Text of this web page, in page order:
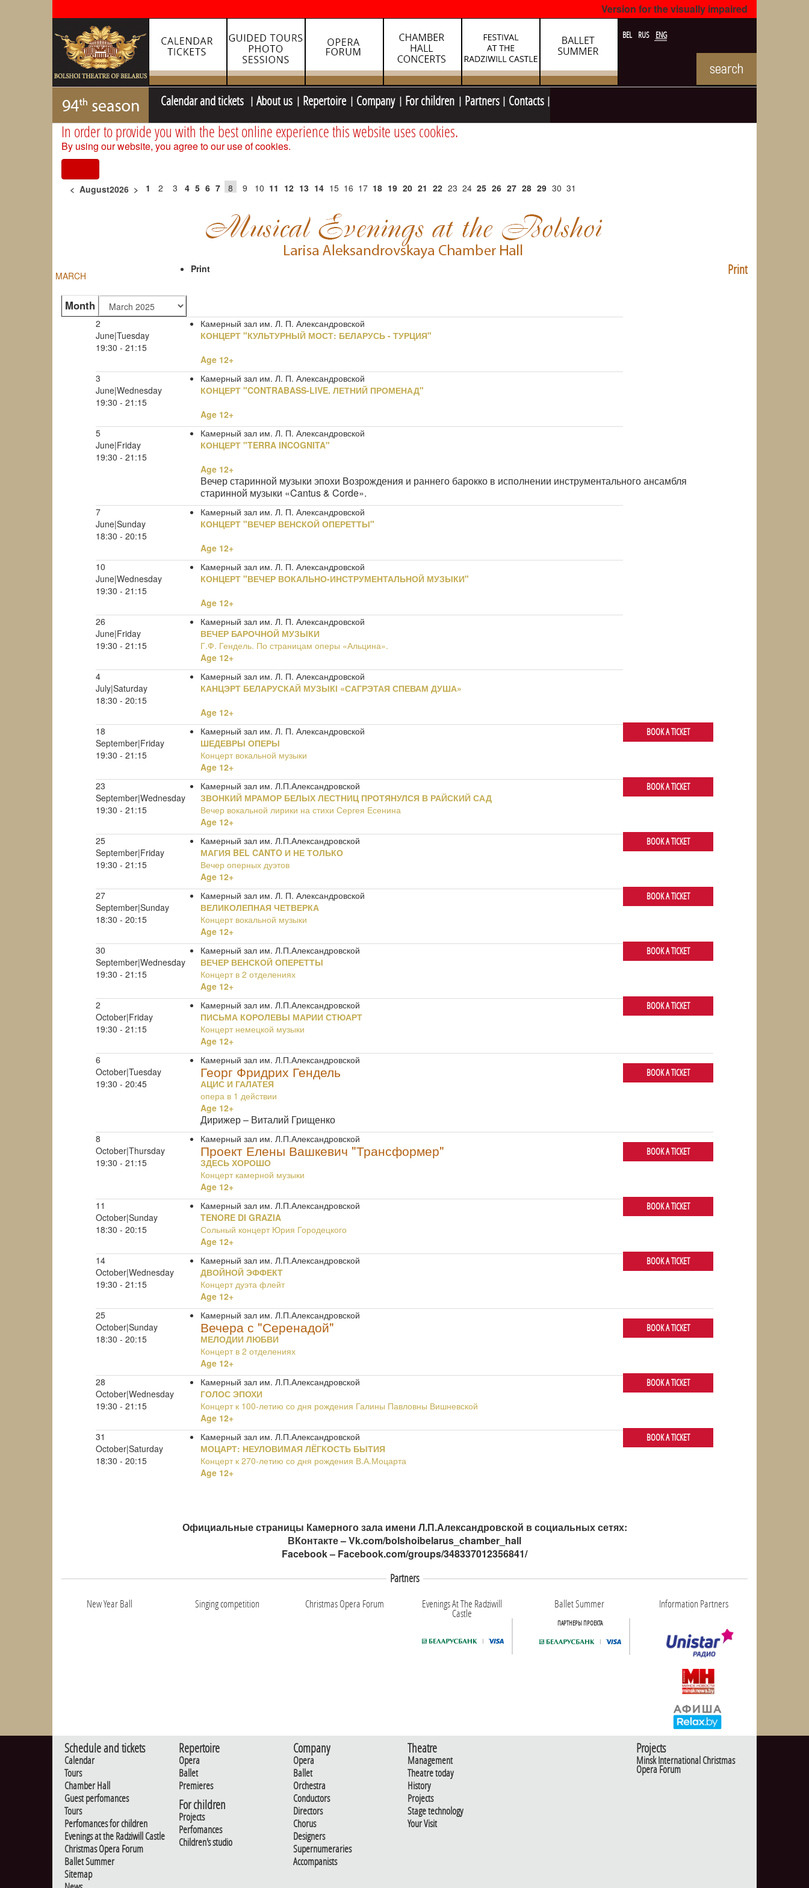
Version for the visually impaired
BEL RUS ENG
Calendar and tickets About us Repertoire Company For children Partners Contacts
In order to provide you with the best online experience this website uses cookies.
By using our website, you agree to our use of cookies.
< August2026 > 1 2 3 4 5 6 7 8 9 10 11 12 13 14 15 16 17 18 19 20 21 22 23 24 25 26 27 28 29 30 31
MARCH
Month
Print
Print
2
June|Tuesday
19:30 - 21:15
Камерный зал им. Л. П. Александровской
КОНЦЕРТ "КУЛЬТУРНЫЙ МОСТ: БЕЛАРУСЬ - ТУРЦИЯ"
Age 12+
3
June|Wednesday
19:30 - 21:15
Камерный зал им. Л. П. Александровской
КОНЦЕРТ "CONTRABASS-LIVE. ЛЕТНИЙ ПРОМЕНАД"
Age 12+
5
June|Friday
19:30 - 21:15
Камерный зал им. Л. П. Александровской
КОНЦЕРТ "TERRA INCOGNITA"
Age 12+
Вечер старинной музыки эпохи Возрождения и раннего барокко в исполнении инструментального ансамбля
старинной музыки «Cantus & Corde».
7
June|Sunday
18:30 - 20:15
Камерный зал им. Л. П. Александровской
КОНЦЕРТ "ВЕЧЕР ВЕНСКОЙ ОПЕРЕТТЫ"
Age 12+
10
June|Wednesday
19:30 - 21:15
Камерный зал им. Л. П. Александровской
КОНЦЕРТ "ВЕЧЕР ВОКАЛЬНО-ИНСТРУМЕНТАЛЬНОЙ МУЗЫКИ"
Age 12+
26
June|Friday
19:30 - 21:15
Камерный зал им. Л. П. Александровской
ВЕЧЕР БАРОЧНОЙ МУЗЫКИ
Г.Ф. Гендель. По страницам оперы «Альцина».
Age 12+
4
July|Saturday
18:30 - 20:15
Камерный зал им. Л. П. Александровской
КАНЦЭРТ БЕЛАРУСКАЙ МУЗЫКІ «САГРЭТАЯ СПЕВАМ ДУША»
Age 12+
18
September|Friday
19:30 - 21:15
Камерный зал им. Л. П. Александровской
ШЕДЕВРЫ ОПЕРЫ
BOOK A TICKET
Концерт вокальной музыки
Age 12+
23
September|Wednesday
19:30 - 21:15
Камерный зал им. Л.П.Александровской
ЗВОНКИЙ МРАМОР БЕЛЫХ ЛЕСТНИЦ ПРОТЯНУЛСЯ В РАЙСКИЙ САД
BOOK A TICKET
Вечер вокальной лирики на стихи Сергея Есенина
Age 12+
25
September|Friday
19:30 - 21:15
Камерный зал им. Л.П.Александровской
МАГИЯ BEL CANTO И НЕ ТОЛЬКО
BOOK A TICKET
Вечер оперных дуэтов
Age 12+
27
September|Sunday
18:30 - 20:15
Камерный зал им. Л. П. Александровской
ВЕЛИКОЛЕПНАЯ ЧЕТВЕРКА
BOOK A TICKET
Концерт вокальной музыки
Age 12+
30
September|Wednesday
19:30 - 21:15
Камерный зал им. Л.П.Александровской
ВЕЧЕР ВЕНСКОЙ ОПЕРЕТТЫ
BOOK A TICKET
Концерт в 2 отделениях
Age 12+
2
October|Friday
19:30 - 21:15
Камерный зал им. Л.П.Александровской
ПИСЬМА КОРОЛЕВЫ МАРИИ СТЮАРТ
BOOK A TICKET
Концерт немецкой музыки
Age 12+
6
October|Tuesday
19:30 - 20:45
Камерный зал им. Л.П.Александровской
Георг Фридрих Гендель
АЦИС И ГАЛАТЕЯ
BOOK A TICKET
опера в 1 действии
Age 12+
Дирижер – Виталий Грищенко
8
October|Thursday
19:30 - 21:15
Камерный зал им. Л.П.Александровской
Проект Елены Вашкевич "Трансформер"
ЗДЕСЬ ХОРОШО
BOOK A TICKET
Концерт камерной музыки
Age 12+
11
October|Sunday
18:30 - 20:15
Камерный зал им. Л.П.Александровской
TENORE DI GRAZIA
BOOK A TICKET
Сольный концерт Юрия Городецкого
Age 12+
14
October|Wednesday
19:30 - 21:15
Камерный зал им. Л.П.Александровской
ДВОЙНОЙ ЭФФЕКТ
BOOK A TICKET
Концерт дуэта флейт
Age 12+
25
October|Sunday
18:30 - 20:15
Камерный зал им. Л.П.Александровской
Вечера с "Серенадой"
МЕЛОДИИ ЛЮБВИ
BOOK A TICKET
Концерт в 2 отделениях
Age 12+
28
October|Wednesday
19:30 - 21:15
Камерный зал им. Л.П.Александровской
ГОЛОС ЭПОХИ
BOOK A TICKET
Концерт к 100-летию со дня рождения Галины Павловны Вишневской
Age 12+
31
October|Saturday
18:30 - 20:15
Камерный зал им. Л.П.Александровской
МОЦАРТ: НЕУЛОВИМАЯ ЛЁГКОСТЬ БЫТИЯ
BOOK A TICKET
Концерт к 270-летию со дня рождения В.А.Моцарта
Age 12+
Официальные страницы Камерного зала имени Л.П.Александровской в социальных сетях:
ВКонтакте –Vk.com/bolshoibelarus_chamber_hall
Facebook – Facebook.com/groups/348337012356841/
Partners
New Year Ball
Singing competition Christmas Opera Forum Evenings At The Radziwill
Castle
Ballet Summer
ПАРТНЕРЫ ПРОЕКТА
Information Partners
Schedule and tickets
Calendar
Tours
Chamber Hall
Guest perfomances
Tours
Perfomances for children
Evenings at the Radziwill Castle
Christmas Opera Forum
Ballet Summer
Sitemap
Repertoire
Opera
Ballet
Premieres
For children
Projects
Perfomances
Children's studio
Company
Opera
Ballet
Orchestra
Conductors
Directors
Chorus
Designers
Supernumeraries
Accompanists
Theatre
Management
Theatre today
History
Projects
Stage technology
Your Visit
Projects
Minsk International Christmas
Opera Forum